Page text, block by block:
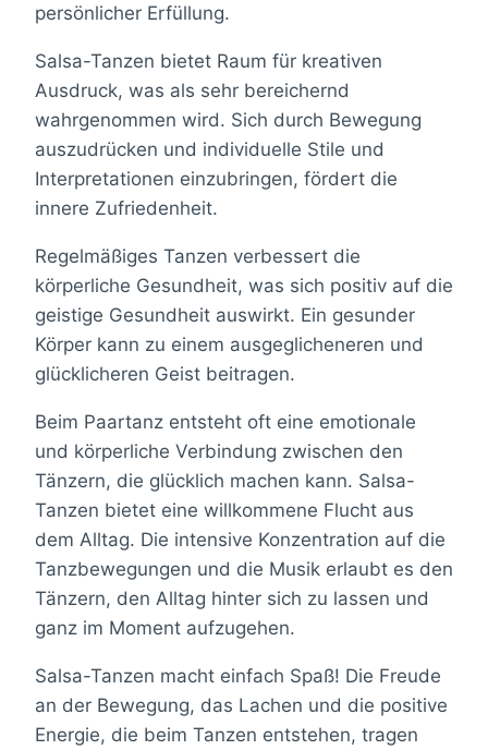
persönlicher Erfüllung.
Salsa-Tanzen bietet Raum für kreativen
Ausdruck, was als sehr bereichernd
wahrgenommen wird. Sich durch Bewegung
auszudrücken und individuelle Stile und
Interpretationen einzubringen, fördert die
innere Zufriedenheit.
Regelmäßiges Tanzen verbessert die
körperliche Gesundheit, was sich positiv auf die
geistige Gesundheit auswirkt. Ein gesunder
Körper kann zu einem ausgeglicheneren und
glücklicheren Geist beitragen.
Beim Paartanz entsteht oft eine emotionale
und körperliche Verbindung zwischen den
Tänzern, die glücklich machen kann. Salsa-
Tanzen bietet eine willkommene Flucht aus
dem Alltag. Die intensive Konzentration auf die
Tanzbewegungen und die Musik erlaubt es den
Tänzern, den Alltag hinter sich zu lassen und
ganz im Moment aufzugehen.
Salsa-Tanzen macht einfach Spaß! Die Freude
an der Bewegung, das Lachen und die positive
Energie, die beim Tanzen entstehen, tragen